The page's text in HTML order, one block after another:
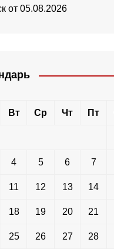
от 05.08.2026
Вт Ср Чт Пт
4 5 6 7
11 12 13 14
18 19 20 21
25 26 27 28